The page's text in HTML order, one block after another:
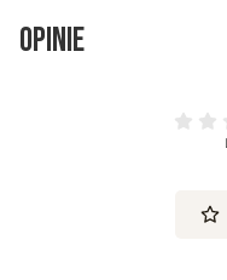
Opinie